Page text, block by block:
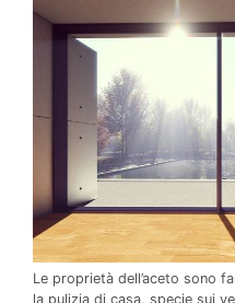
Le proprietà dell’aceto sono
la pulizia di casa, specie sui